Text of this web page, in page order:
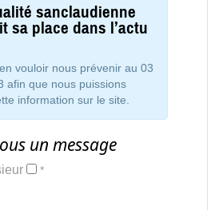
sanclaudienne
sa place dans l’actu
vouloir nous prévenir au 03
afin que nous puissions
information sur le site.
un message
*